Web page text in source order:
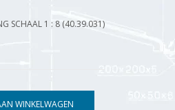
SCHAAL 1 : 8 (40.39.031)
WINKELWAGEN